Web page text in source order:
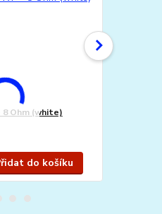
8 Ohm (white)
do košíku